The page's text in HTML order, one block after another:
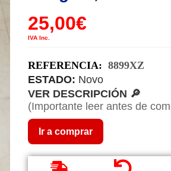
25,00€
IVA Inc.
REFERENCIA: 8899XZ
ESTADO: Novo
VER DESCRIPCIÓN 🔎
(Importante leer antes de
Ir a comprar